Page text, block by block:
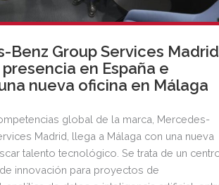
Benz Group Services Madrid
en España e
nueva oficina en Málaga
global de la marca, Mercedes-
Madrid, llega a Málaga con una nueva
talento tecnológico. Se trata de un
innovación para proyectos de